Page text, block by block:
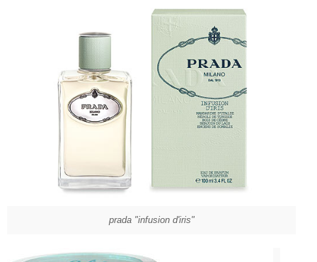
prada "infusion d'iris"